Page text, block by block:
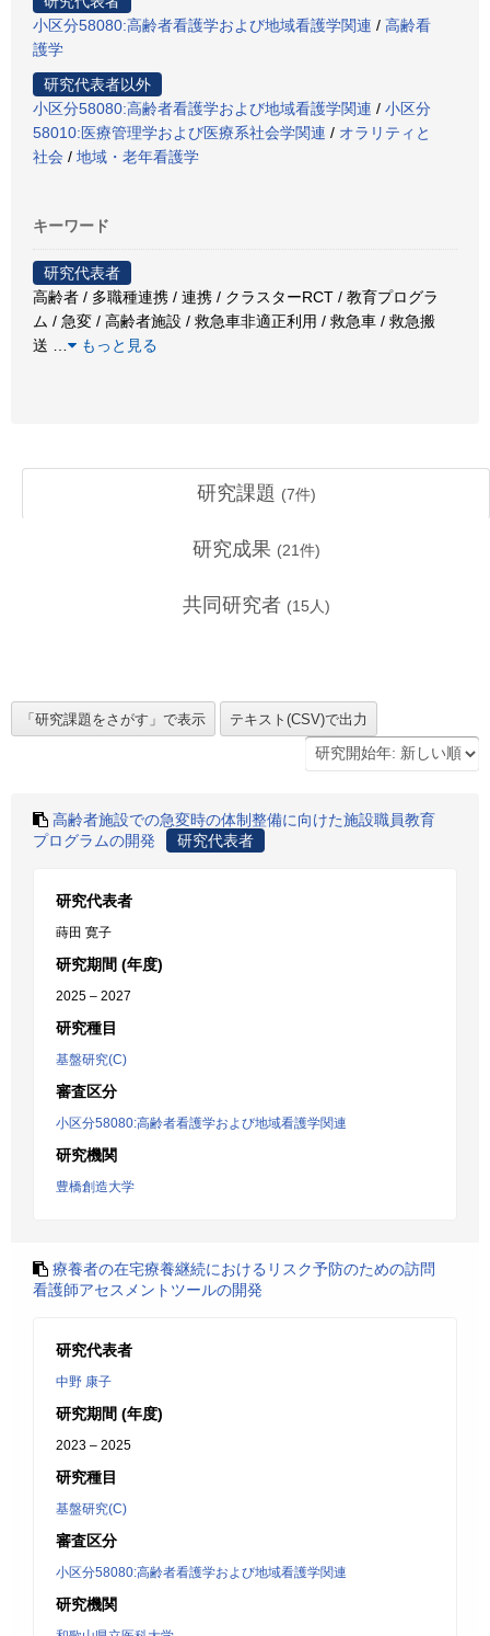
小区分58080:高齢者看護学および地域看護学関連 / 高齢看
護学
研究代表者以外
小区分58080:高齢者看護学および地域看護学関連 / 小区分
58010:医療管理学および医療系社会学関連 / オラリティと
社会 / 地域・老年看護学
キーワード
研究代表者
高齢者 / 多職種連携 / 連携 / クラスターRCT / 教育プログラ
ム / 急変 / 高齢者施設 / 救急車非適正利用 / 救急車 / 救急搬
送
もっと見る
研究課題 (7件)
研究成果 (21件)
共同研究者 (15 人)
高齢者施設での急変時の体制整備に向けた施設職員教育
プログラムの開発
研究代表者
研究代表者
蒔田 寛子
研究期間 (年度)
2025 – 2027
研究種目
基盤研究(C)
審査区分
小区分58080:高齢者看護学および地域看護学関連
研究機関
豊橋創造大学
療養者の在宅療養継続におけるリスク予防のための訪問
看護師アセスメントツールの開発
研究代表者
中野 康子
研究期間 (年度)
2023 – 2025
研究種目
基盤研究(C)
審査区分
小区分58080:高齢者看護学および地域看護学関連
研究機関